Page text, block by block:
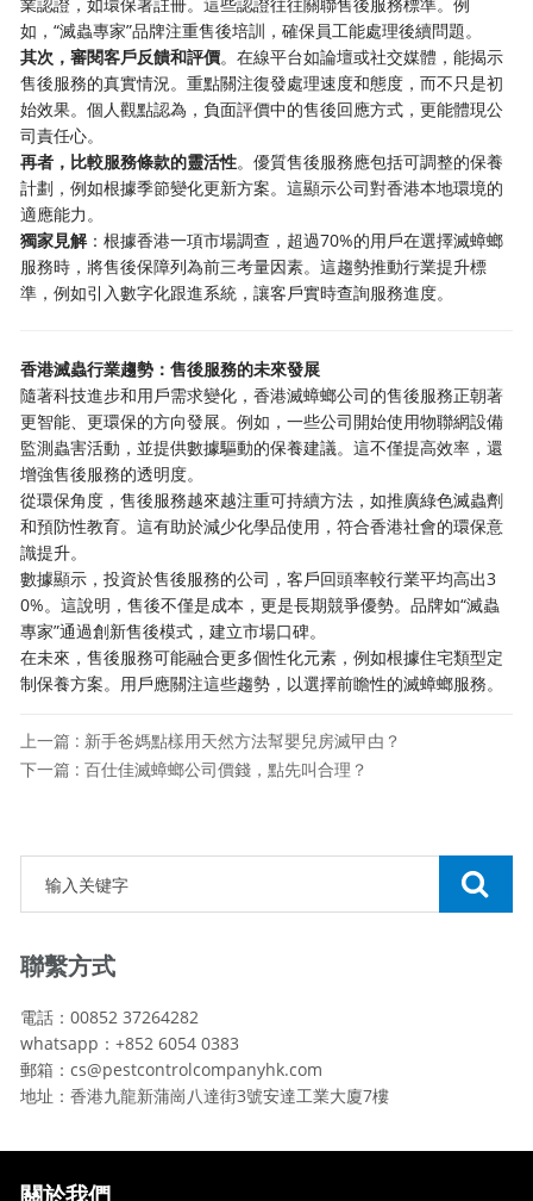
如，“滅蟲專家”品牌注重售後培訓，確保員工能處理後續問題。
其次，審閱客戶反饋和評價。在線平台如論壇或社交媒體，能揭示
售後服務的真實情況。重點關注復發處理速度和態度，而不只是初
始效果。個人觀點認為，負面評價中的售後回應方式，更能體現公
司責任心。
再者，比較服務條款的靈活性。優質售後服務應包括可調整的保養
計劃，例如根據季節變化更新方案。這顯示公司對香港本地環境的
適應能力。
獨家見解：根據香港一項市場調查，超過70%的用戶在選擇滅蟑螂
服務時，將售後保障列為前三考量因素。這趨勢推動行業提升標
準，例如引入數字化跟進系統，讓客戶實時查詢服務進度。
香港滅蟲行業趨勢：售後服務的未來發展
隨著科技進步和用戶需求變化，香港滅蟑螂公司的售後服務正朝著
更智能、更環保的方向發展。例如，一些公司開始使用物聯網設備
監測蟲害活動，並提供數據驅動的保養建議。這不僅提高效率，還
增強售後服務的透明度。
從環保角度，售後服務越來越注重可持續方法，如推廣綠色滅蟲劑
和預防性教育。這有助於減少化學品使用，符合香港社會的環保意
識提升。
數據顯示，投資於售後服務的公司，客戶回頭率較行業平均高出3
0%。這說明，售後不僅是成本，更是長期競爭優勢。品牌如“滅蟲
專家”通過創新售後模式，建立市場口碑。
在未來，售後服務可能融合更多個性化元素，例如根據住宅類型定
制保養方案。用戶應關注這些趨勢，以選擇前瞻性的滅蟑螂服務。
上一篇 : 新手爸媽點樣用天然方法幫嬰兒房滅曱甴？
下一篇 : 百仕佳滅蟑螂公司價錢，點先叫合理？
聯繫方式
電話：00852 37264282
whatsapp：+852 6054 0383
郵箱：cs@pestcontrolcompanyhk.com
地址：香港九龍新蒲崗八達街3號安達工業大廈7樓